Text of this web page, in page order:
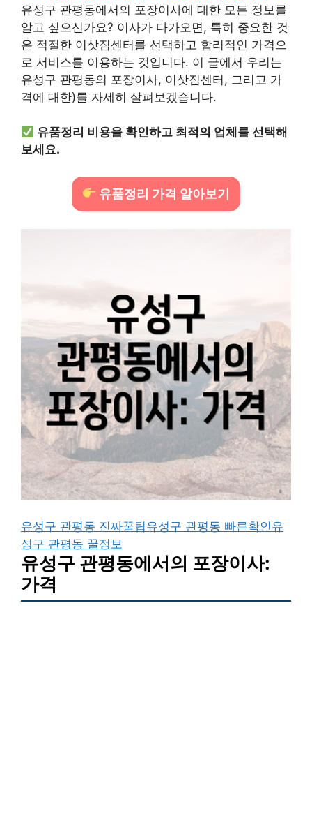
유성구 관평동에서의 포장이사에 대한 모든 정보를
알고 싶으신가요? 이사가 다가오면, 특히 중요한 것
은 적절한 이삿짐센터를 선택하고 합리적인 가격으
로 서비스를 이용하는 것입니다. 이 글에서 우리는
유성구 관평동의 포장이사, 이삿짐센터, 그리고 가
격에 대한)를 자세히 살펴보겠습니다.
유품정리 비용을 확인하고 최적의 업체를 선택해
보세요.
유품정리 가격 알아보기
유성구 관평동 진짜꿀팁유성구 관평동 빠른확인유
성구 관평동 꿀정보
유성구 관평동에서의 포장이사:
가격